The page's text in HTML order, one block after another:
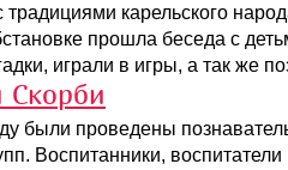
традициями карельского
прошла беседа с
играли в игры, а так же
были проведены
Воспитанники,